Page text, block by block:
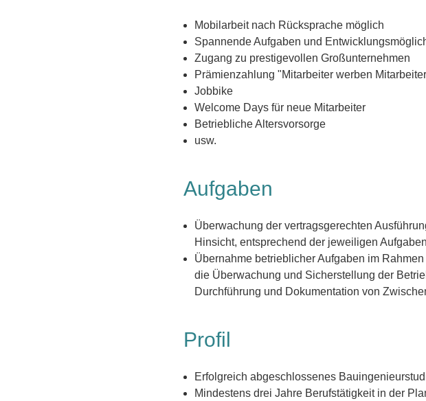
Mobilarbeit nach Rücksprache möglich
Spannende Aufgaben und
Zugang zu prestigevollen Großunternehmen
Prämienzahlung "Mitarbeiter werben
Jobbike
Welcome Days für neue Mitarbeiter
Betriebliche Altersvorsorge
usw.
Aufgaben
Überwachung der vertragsgerechten
Hinsicht, entsprechend der jeweiligen
Übernahme betrieblicher Aufgaben im
die Überwachung und Sicherstellung der
Durchführung und Dokumentation von
Profil
Erfolgreich abgeschlossenes
Mindestens drei Jahre Berufstätigkeit in der